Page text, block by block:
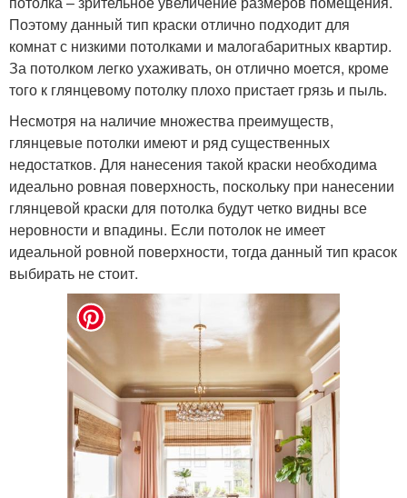
Поэтому данный тип краски отлично подходит для
комнат с низкими потолками и малогабаритных квартир.
За потолком легко ухаживать, он отлично моется, кроме
того к глянцевому потолку плохо пристает грязь и пыль.
Несмотря на наличие множества преимуществ,
глянцевые потолки имеют и ряд существенных
недостатков. Для нанесения такой краски необходима
идеально ровная поверхность, поскольку при нанесении
глянцевой краски для потолка будут четко видны все
неровности и впадины. Если потолок не имеет
идеальной ровной поверхности, тогда данный тип красок
выбирать не стоит.